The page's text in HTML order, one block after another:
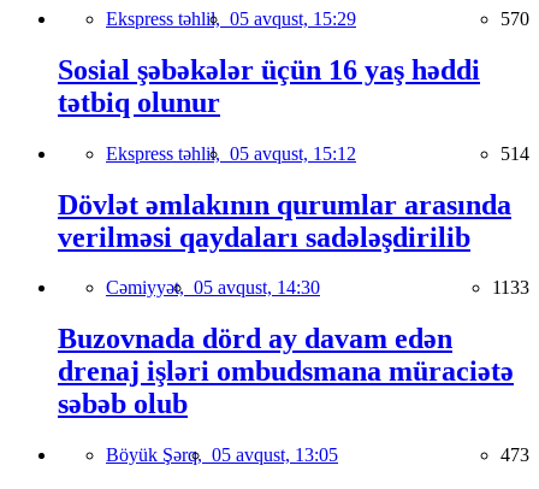
Ekspress təhlil, 05 avqust, 15:29 570
Sosial şəbəkələr üçün 16 yaş həddi
tətbiq olunur
Ekspress təhlil, 05 avqust, 15:12 514
Dövlət əmlakının qurumlar arasında
verilməsi qaydaları sadələşdirilib
Cəmiyyət, 05 avqust, 14:30 1133
Buzovnada dörd ay davam edən
drenaj işləri ombudsmana müraciətə
səbəb olub
Böyük Şərq, 05 avqust, 13:05 473